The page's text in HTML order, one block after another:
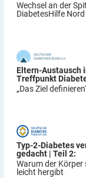
Wechsel an der
DiabetesHilfe Nord
Eltern-Austausch
Treffpunkt
„Das Ziel
Typ-2-Diabetes
gedacht | Teil 2:
Warum der
leicht hergibt